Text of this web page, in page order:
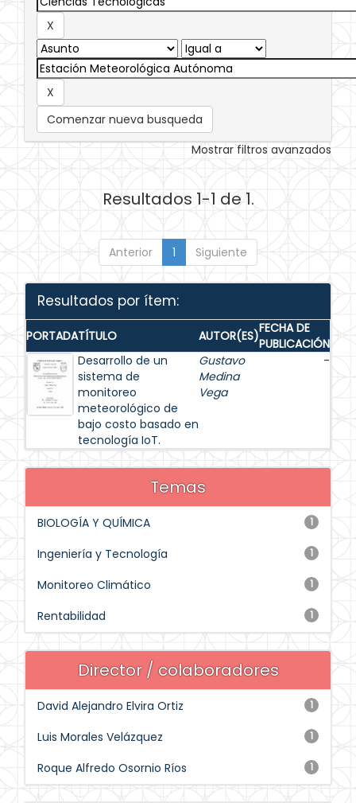
Comenzar nueva busqueda
Mostrar filtros avanzados
Resultados 1-1 de 1.
Anterior 1 Siguiente
Resultados por ítem:
PORTADATÍTULO AUTOR(ES)FECHA DE
PUBLICACIÓN
Desarrollo de un
sistema de
monitoreo
meteorológico de
bajo costo basado en
tecnología IoT.
Gustavo
Medina
Vega
-
Temas
1
BIOLOGÍA Y QUÍMICA
1
Ingeniería y Tecnología
1
Monitoreo Climático
1
Rentabilidad
Director / colaboradores
1
David Alejandro Elvira Ortiz
1
Luis Morales Velázquez
1
Roque Alfredo Osornio Ríos